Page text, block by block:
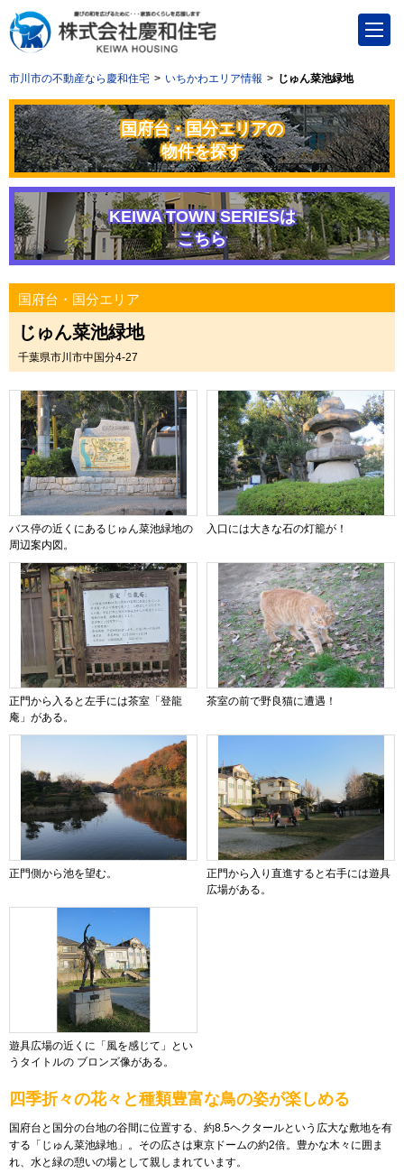
市川市の不動産なら慶和住宅 いちかわエリア情報 じゅん菜池緑地
国府台・国分エリアの
物件を探す
KEIWA TOWN SERIESは
こちら
国府台・国分エリア
じゅん菜池緑地
千葉県市川市中国分4-27
バス停の近くにあるじゅん菜池緑地の
周辺案内図。
入口には大きな石の灯籠が！
正門から入ると左手には茶室「登龍
庵」がある。
茶室の前で野良猫に遭遇！
正門側から池を望む。
正門から入り直進すると右手には遊具
広場がある。
遊具広場の近くに「風を感じて」とい
うタイトルの ブロンズ像がある。
四季折々の花々と種類豊富な鳥の姿が楽しめる
国府台と国分の台地の谷間に位置する、約8.5ヘクタールという広大な敷地を有
する「じゅん菜池緑地」。その広さは東京ドームの約2倍。豊かな木々に囲ま
れ、水と緑の憩いの場として親しまれています。